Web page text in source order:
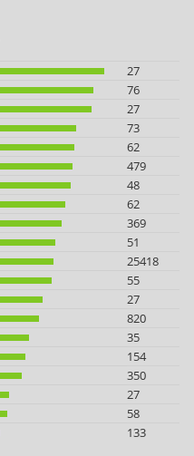
27
76
27
73
62
479
48
62
369
51
25418
55
27
820
35
154
350
27
58
133